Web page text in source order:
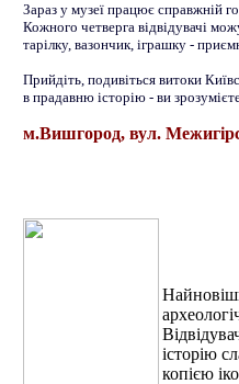
Зараз у музеї працює справжній
Кожного четверга відвідувачі
тарілку, вазончик, іграшку -
Прийдіть, подивіться витоки
в прадавню історію - ви
м.Вишгород, вул.
історію
копією